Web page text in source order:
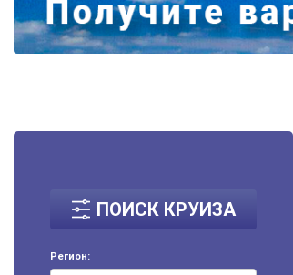
ПОИСК КРУИЗА
Регион: